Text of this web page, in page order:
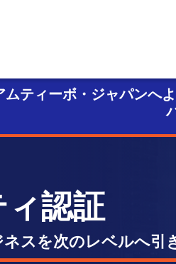
ムティーボ・ジャパンへ
認証
スを次のレベルへ引